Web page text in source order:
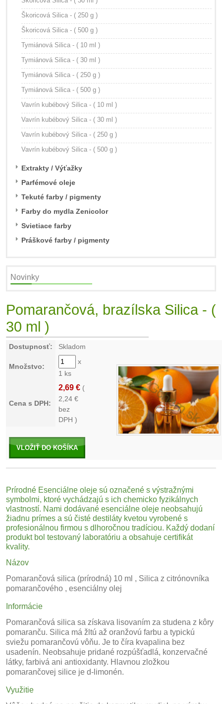
Škoricová Silica - ( 250 g )
Škoricová Silica - ( 500 g )
Tymiánová Silica - ( 10 ml )
Tymiánová Silica - ( 30 ml )
Tymiánová Silica - ( 250 g )
Tymiánová Silica - ( 500 g )
Vavrín kubébový Silica - ( 10 ml )
Vavrín kubébový Silica - ( 30 ml )
Vavrín kubébový Silica - ( 250 g )
Vavrín kubébový Silica - ( 500 g )
Extrakty / Výťažky
Parfémové oleje
Tekuté farby / pigmenty
Farby do mydla Zenicolor
Svietiace farby
Práškové farby / pigmenty
Novinky
Pomarančová, brazílska Silica - (
30 ml )
Dostupnosť: Skladom
Množstvo:
x
1 ks
Cena s DPH:
2,69 € (
2,24 €
bez
DPH )
VLOŽIŤ DO KOŠÍKA
Prírodné Esenciálne oleje sú označené s výstražnými
symbolmi, ktoré vychádzajú s ich chemicko fyzikálnych
vlastností. Nami dodávané esenciálne oleje neobsahujú
žiadnu prímes a sú čisté destiláty kvetou vyrobené s
profesionálnou firmou s dlhoročnou tradíciou. Každý dodaní
produkt bol testovaný laboratóriu a obsahuje certifikát
kvality.
Názov
Pomarančová silica (prírodná) 10 ml , Silica z citrónovníka
pomarančového , esenciálny olej
Informácie
Pomarančová silica sa získava lisovaním za studena z kôry
pomaranču. Silica má žltú až oranžovú farbu a typickú
sviežu pomarančovú vôňu. Je to číra kvapalina bez
usadenín. Neobsahuje pridané rozpúšťadlá, konzervačné
látky, farbivá ani antioxidanty. Hlavnou zložkou
pomarančovej silice je d-limonén.
Využitie